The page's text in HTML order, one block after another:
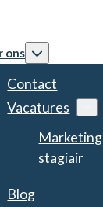
ons
Contact
Vacatures
Marketing
stagiair
Blog